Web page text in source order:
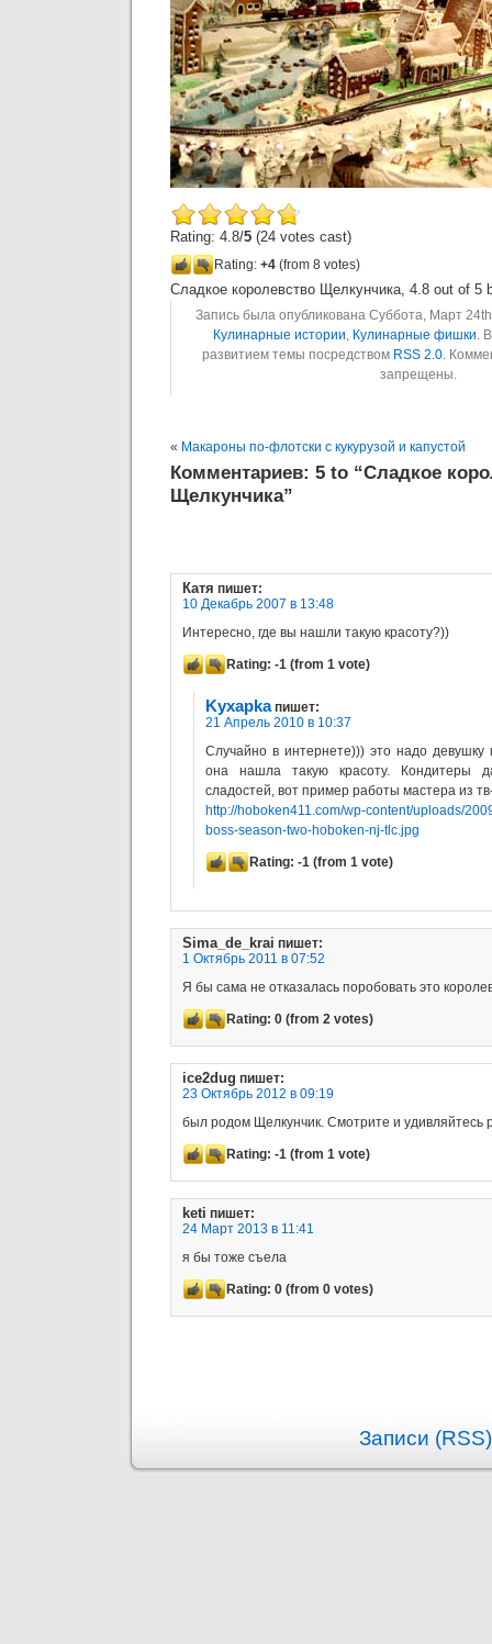
Rating: 4.8/5 (24 votes cast)
Rating: +4 (from 8 votes)
Сладкое королевство Щелкунчика, 4.8 out of 5
Запись была опубликована Суббота, Март
Кулинарные истории, Кулинарные фишки.
развитием темы посредством RSS 2.0.
запрещены.
« Макароны по-флотски с кукурузой и капустой
Комментариев: 5 to “Сладкое
Щелкунчика”
Катя пишет:
10 Декабрь 2007 в 13:48
Интересно, где вы нашли такую красоту?))
Rating: -1 (from 1 vote)
Kyxapka пишет:
21 Апрель 2010 в 10:37
Случайно в интернете))) это надо
она нашла такую красоту. Кондитеры
сладостей, вот пример работы мастера из
http://hoboken411.com/wp-content/uploads/
boss-season-two-hoboken-nj-tlc.jpg
Rating: -1 (from 1 vote)
Sima_de_krai пишет:
1 Октябрь 2011 в 07:52
Я бы сама не отказалась поробовать это
Rating: 0 (from 2 votes)
ice2dug пишет:
23 Октябрь 2012 в 09:19
был родом Щелкунчик. Смотрите и удивляйтесь
Rating: -1 (from 1 vote)
keti пишет:
24 Март 2013 в 11:41
я бы тоже съела
Rating: 0 (from 0 votes)
Записи (RSS)